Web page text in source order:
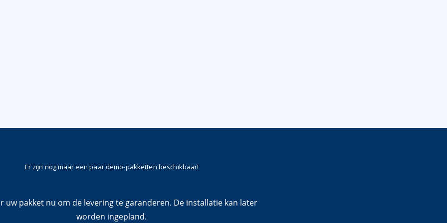
Er zijn nog maar een paar demo-pakketten beschikbaar!
uw pakket nu om de levering te garanderen. De installatie kan later
worden ingepland.